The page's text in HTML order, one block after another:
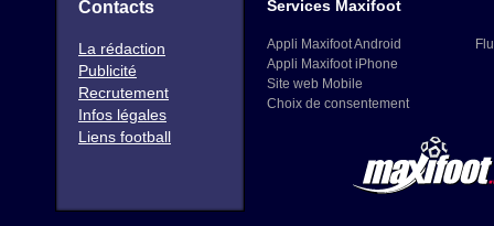
Contacts
La rédaction
Publicité
Recrutement
Infos légales
Liens football
Services Maxifoot
Appli Maxifoot Android
Appli Maxifoot iPhone
Site web Mobile
Choix de consentement